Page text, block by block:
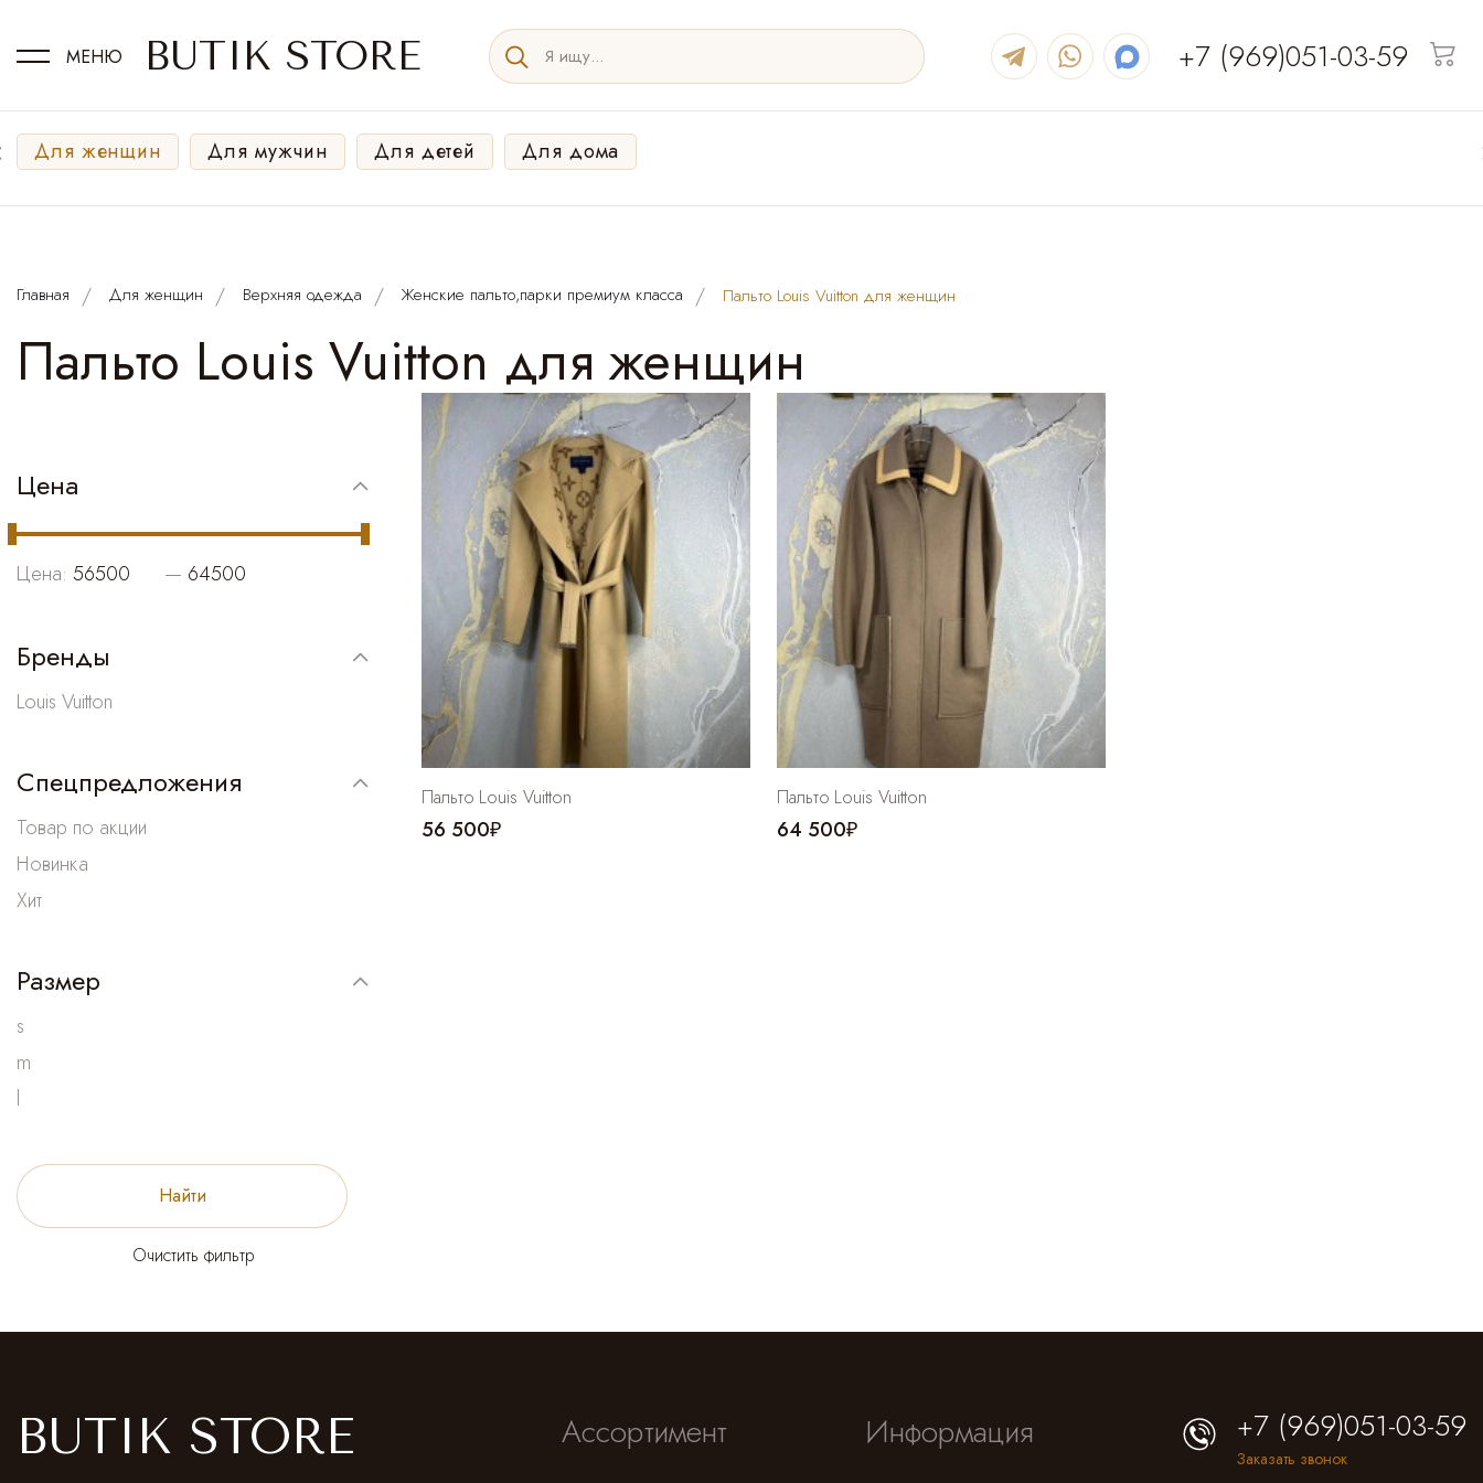
МЕНЮ BUTIK STORE +7 (969)051-03-59
Для женщин Для мужчин Для детей Для дома
Главная Для женщин Верхняя одежда Женские пальто,парки премиум класса Пальто Louis Vuitton для женщин
Пальто Louis Vuitton для женщин
Цена
Цена: —
Бренды
Louis Vuitton
Спецпредложения
Товар по акции
Новинка
Хит
Размер
s
m
l
Найти
Очистить фильтр
Пальто Louis Vuitton
56 500₽
Пальто Louis Vuitton
64 500₽
BUTIK STORE Ассортимент Информация +7 (969)051-03-59
Заказать звонок